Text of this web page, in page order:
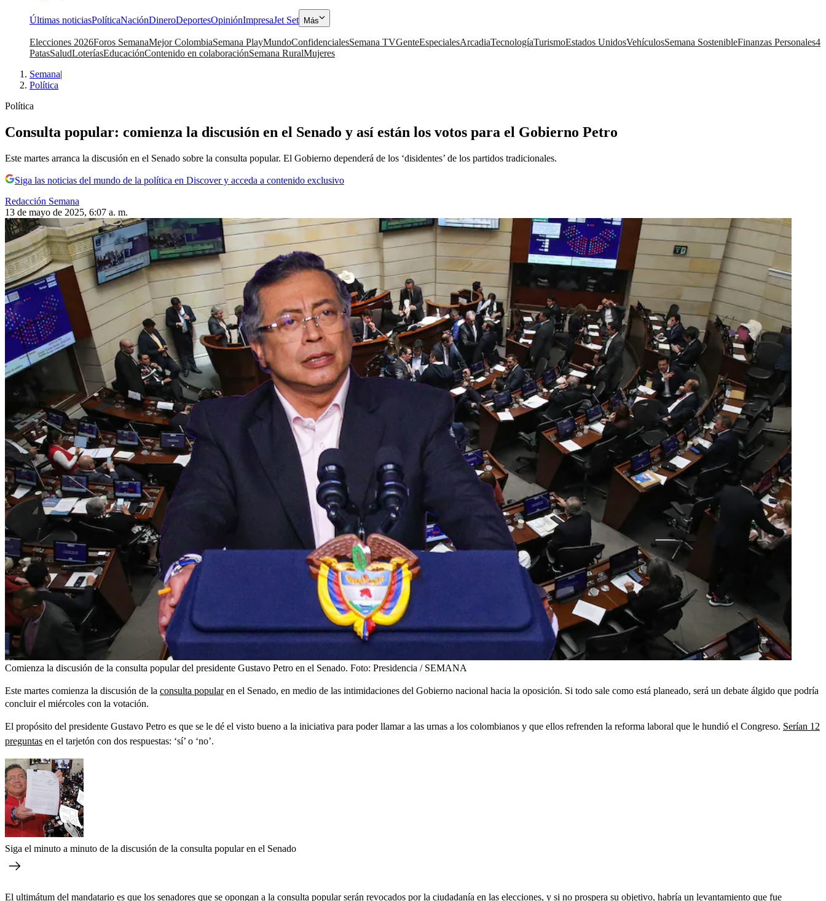
Últimas noticiasPolíticaNaciónDineroDeportesOpiniónImpresaJet Set Más
Elecciones 2026Foros SemanaMejor ColombiaSemana PlayMundoConfidencialesSemana TVGenteEspecialesArcadiaTecnologíaTurismoEstados UnidosVehículosSemana SostenibleFinanzas Personales4
PatasSaludLoteríasEducaciónContenido en colaboraciónSemana RuralMujeres
Semana|
Política
Política
Consulta popular: comienza la discusión en el Senado y así están los votos para el Gobierno Petro
Este martes arranca la discusión en el Senado sobre la consulta popular. El Gobierno dependerá de los ‘disidentes’ de los partidos tradicionales.
Siga las noticias del mundo de la política en Discover y acceda a contenido exclusivo
Redacción Semana
13 de mayo de 2025, 6:07 a. m.
Comienza la discusión de la consulta popular del presidente Gustavo Petro en el Senado. Foto: Presidencia / SEMANA
Este martes comienza la discusión de la consulta popularen el Senado, en medio de las intimidaciones del Gobierno nacional hacia la oposición. Si todo sale como está planeado, será un debate álgido que podría
concluir el miércoles con la votación.
El propósito del presidente Gustavo Petro es que se le dé el visto bueno a la iniciativa para poder llamar a las urnas a los colombianos y que ellos refrenden la reforma laboral que le hundió el Congreso. Serían 12
preguntas en el tarjetón con dos respuestas: ‘sí’ o ‘no’.
Siga el minuto a minuto de la discusión de la consulta popular en el Senado
El ultimátum del mandatario es que los senadores que se opongan a la consulta popularserán revocados por la ciudadanía en las elecciones, y si no prospera su objetivo, habría un levantamiento que fue